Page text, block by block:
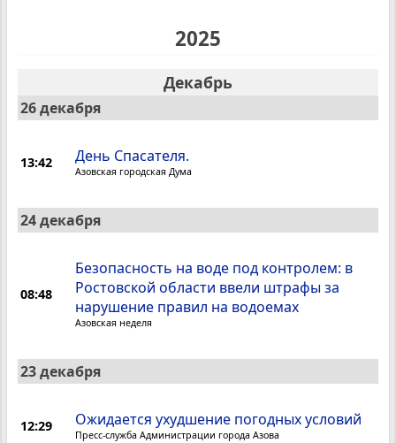
2025
Декабрь
26 декабря
13:42 День Спасателя.
Азовская городская Дума
24 декабря
08:48
Безопасность на воде под контролем: в
Ростовской области ввели штрафы за
нарушение правил на водоемах
Азовская неделя
23 декабря
12:29 Ожидается ухудшение погодных условий
Пресс-служба Администрации города Азова